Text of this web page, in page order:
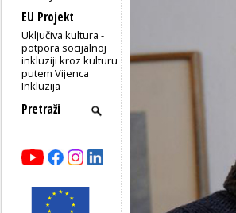
EU Projekt
Uključiva kultura -
potpora socijalnoj
inkluziji kroz kulturu
putem Vijenca
Inkluzija